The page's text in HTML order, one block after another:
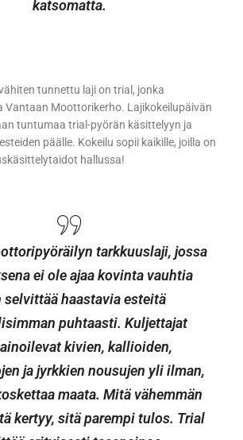
katsomatta.
tunnettu laji on trial, jonka
Vantaan Moottorikerho. Lajikokeilupäivän
tuntumaa trial-pyörän käsittelyyn ja
päälle. Kokeilu sopii kaikille, joilla on
hallussa!
tarkkuuslaji, jossa
ei ole ajaa kovinta vauhtia
selvittää haastavia esteitä
puhtaasti. Kuljettajat
kivien, kallioiden,
ja jyrkkien nousujen yli ilman,
maata. Mitä vähemmän
kertyy, sitä parempi tulos. Trial